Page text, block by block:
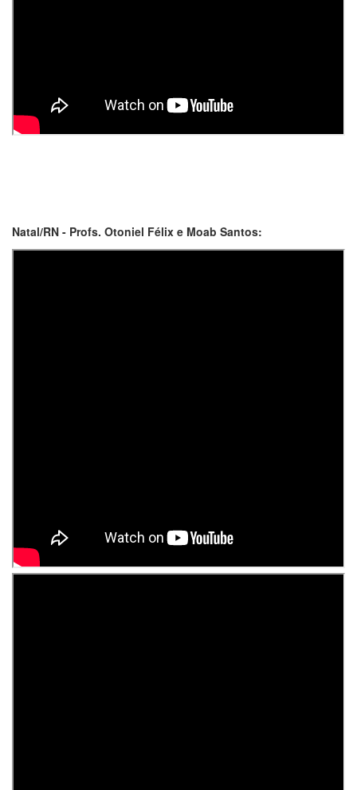
Natal/RN - Profs. Otoniel Félix e Moab Santos: